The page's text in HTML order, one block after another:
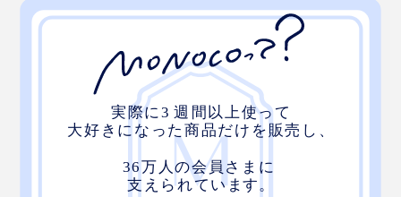
ちも解放されます。